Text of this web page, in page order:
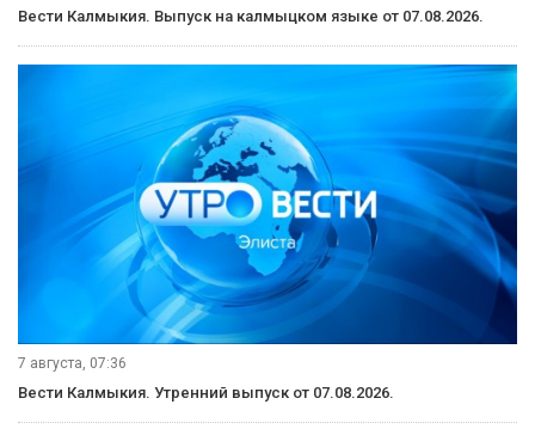
Вести Калмыкия. Выпуск на калмыцком языке от 07.08.2026.
7 августа, 07:36
Вести Калмыкия. Утренний выпуск от 07.08.2026.